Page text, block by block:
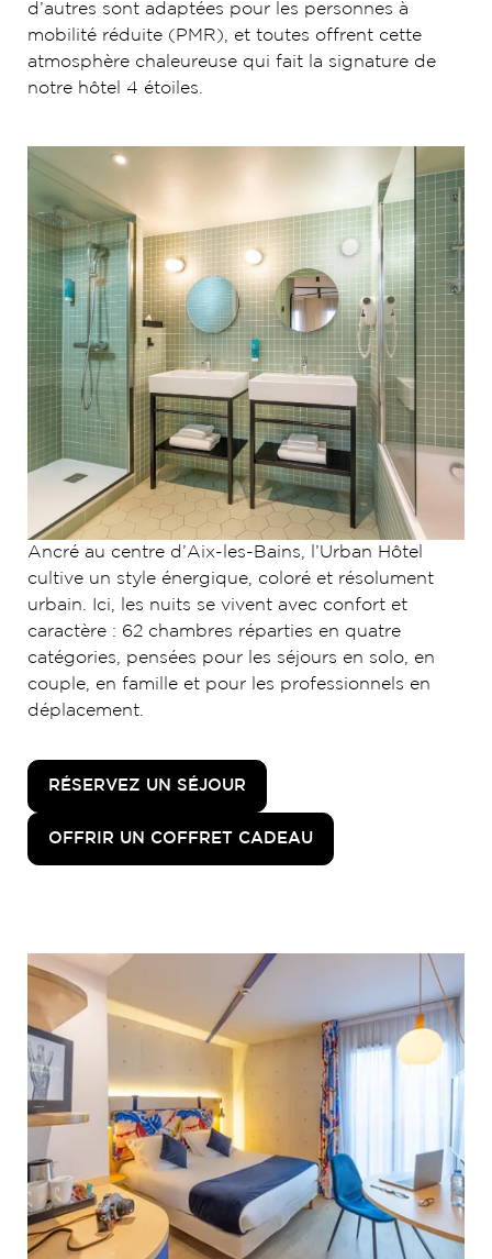
d’autres sont adaptées pour les personnes à
mobilité réduite (PMR), et toutes offrent cette
atmosphère chaleureuse qui fait la signature de
notre hôtel 4 étoiles.
Ancré au centre d’Aix-les-Bains, l’Urban Hôtel
cultive un style énergique, coloré et résolument
urbain. Ici, les nuits se vivent avec confort et
caractère : 62 chambres réparties en quatre
catégories, pensées pour les séjours en solo, en
couple, en famille et pour les professionnels en
déplacement.
RÉSERVEZ UN SÉJOUR
OFFRIR UN COFFRET CADEAU